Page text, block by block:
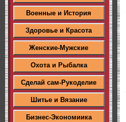
Военные и История
Здоровье и Красота
Женские-Мужские
Охота и Рыбалка
Сделай сам-Рукоделие
Шитье и Вязание
Бизнес-Экономиика